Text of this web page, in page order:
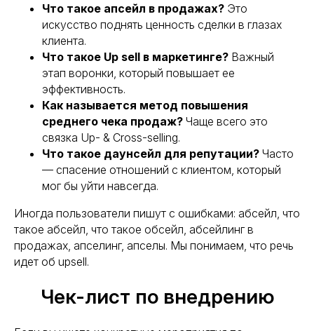
Что такое апсейл в продажах? Это
искусство поднять ценность сделки в глазах
клиента.
Что такое Up sell в маркетинге? Важный
этап воронки, который повышает ее
эффективность.
Как называется метод повышения
среднего чека продаж? Чаще всего это
связка Up- & Cross-selling.
Что такое даунсейл для репутации? Часто
— спасение отношений с клиентом, который
мог бы уйти навсегда.
Иногда пользователи пишут с ошибками: абсейл, что
такое абсейл, что такое обсейл, абсейлинг в
продажах, апселинг, апселы. Мы понимаем, что речь
идет об upsell.
Чек-лист по внедрению
Хотите усилить ваш
маркетинг?
Пишите! Проведем консультацию и
расскажем какие кейсы можно внедрить
в ваш бизнес!